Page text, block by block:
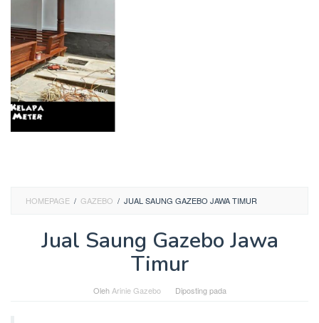
HOMEPAGE / GAZEBO / JUAL SAUNG GAZEBO JAWA TIMUR
Jual Saung Gazebo Jawa
Timur
Oleh Arinie Gazebo Diposting pada